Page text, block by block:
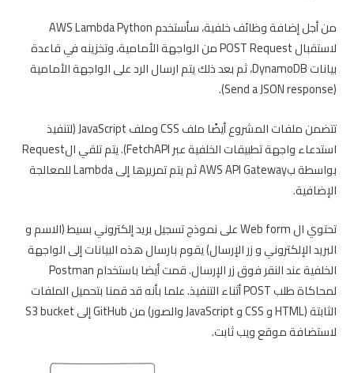
من أجل إضافة وظائف خلفية، سأستخدم AWS Lambda Python
لاستقبال POST Request من الواجهة الأمامية، وتخزينه في قاعدة
بيانات DynamoDB، ثم بعد ذلك يتم ارسال الرد على الواجهة الأمامية
(Send a JSON response).
تتضمن ملفات المشروع أيضًا ملف CSS وملف JavaScript (لتنفيذ
استدعاء واجهة تطبيقات الخلفية عبر FetchAPI). يتم تلقي الRequest
بواسطة بAWS API Gateway ثم يتم تمريرها إلى Lambda للمعالجة
الإضافية.
تحتوي ال Web form على نموذج تسجيل بريد إلكتروني بسيط (الاسم و
البريد الإلكتروني و زر الإرسال) يقوم بارسال هذه البيانات إلى الواجهة
الخلفية عند النقر فوق زر الإرسال. قمت أيضا باستخدام Postman
لمحاكاة طلب POST أثناء التنفيذ. علما بأنه قد قمنا بتحميل الملفات
الثابتة (HTML و CSS و JavaScript والصور) من GitHub إلى S3 bucket
لاستضافة موقع ويب ثابت.